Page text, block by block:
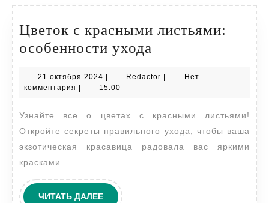
Цветок с красными листьями:
особенности ухода
красными
особенности
ухода
21 октября 2024 21
октября
Redactor Redactor
Нет
комментария
15:00
Узнайте все о цветах с красными листьями!
Откройте секреты правильного ухода, чтобы ваша
экзотическая красавица радовала вас яркими
красками.
ЧИТАТЬ ДАЛЕЕЧИТАТЬ